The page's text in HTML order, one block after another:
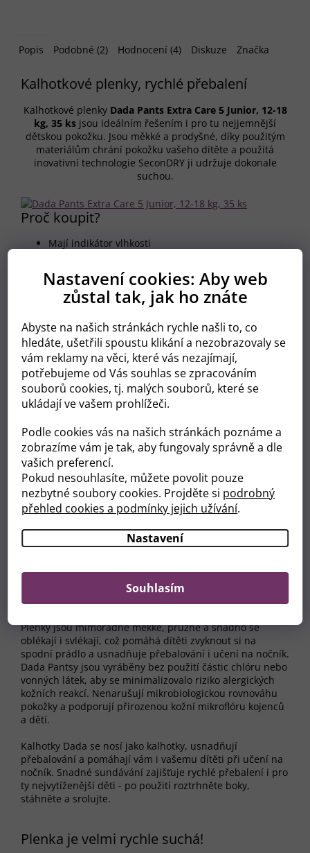
Nastavení cookies: Aby web
zůstal tak, jak ho znáte
Abyste na našich stránkách rychle našli to, co
hledáte, ušetřili spoustu klikání a nezobrazovaly se
vám reklamy na věci, které vás nezajímají,
potřebujeme od Vás souhlas se zpracováním
souborů cookies, tj. malých souborů, které se
ukládají ve vašem prohlížeči.
Podle cookies vás na našich stránkách poznáme a
zobrazíme vám je tak, aby fungovaly správně a dle
vašich preferencí.
Pokud nesouhlasíte, můžete povolit pouze
nezbytné soubory cookies. Projděte si podrobný
přehled cookies a podmínky jejich užívání.
Nastavení
Souhlasím
Popis Podobné (2) Hodnocení (4) Diskuze Značka
Kalhotkové plenky, rychlé přebalení
Kalhotkové plenky Dada Pants Extra Care 5 Junior, 12-18
kg, 35 ks jsou ideálním řešením i pro tu nejjemnější
dětskou pokožku. Jsou měkké a prodyšné, díky použitým
materiálům chrání pokožku vašeho dítěte a použitá
inovativní technologie SeconDRY ji udržuje dokonale
suchou.
Proč koupit?
Mají indikátor vlhkosti
Vyrobeny bez použití molekulárního chlóru
Plenky jsou z prodyšných materiálů
Vlhkost se rovnoměrně vstřebává
Plenky jsou okamžitě suché
Dlouho trvající absorpce - vydrží celou noc
Skvělá technologie pro okamžitou
suchost a dlouhotrvající absoprci
Díkyanatomickému tvaru absorpční vložkya
elastickému zapínáníse plenka dokonale
dítěte a poskytuje mu naprostou volnost pohybu.
Dlouhotrvající suchost plenky umožňuje vašemu dítěti
spát celou noc.
TechnologieSeconDry
vnitřní stranu plenky a udržuje ji mimo pokožku dítěte.
Dlouho trvající absorpci zaručuje technologie
LongLasting Wetlock, která dokáže pohltit obrovské
množství vlhkosti a zaručí dlouhodobé pohodlí dítěte.
TechnologieQuick Liquid Attractionzaručuje rychlý a
rovnoměrný rozvod vlhkosti.
Super měkké a pohodlné
Plenky jsou mimořádně měkké, pružné a snadno se
oblékají i svlékají, což pomáhá dítěti zvyknout si na
spodní prádlo a usnadňuje přebalování i učení na nočník.
Dada Pantsy jsou vyráběny bez použití částic chlóru nebo
vonných látek, aby se minimalizovalo riziko alergických
kožních reakcí. Nenarušují mikrobiologickou rovnováhu
pokožky a podporují přirozenou kožní mikroflóru kojenců
a dětí.
Kalhotky Dada se nosí jako kalhotky, usnadňují
přebalování a pomáhají vám i vašemu dítěti při učení na
nočník. Snadné sundávání zajišťuje rychlé přebalení i pro
ty nejvytíženější děti - po použití roztrhněte boky,
stáhněte a srolujte.
Plenka je velmi rychle suchá!